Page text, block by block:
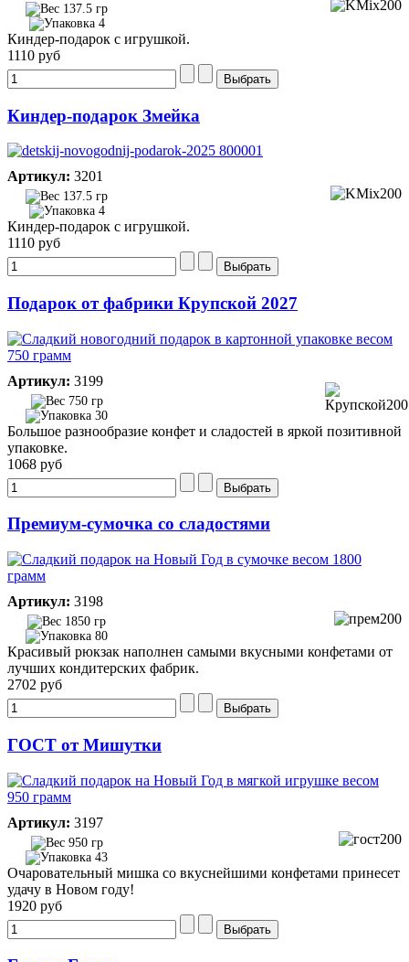
137.5 гр
4
Киндер-подарок с игрушкой.
1110 руб
Киндер-подарок Змейка
Артикул: 3201
137.5 гр
4
Киндер-подарок с игрушкой.
1110 руб
Подарок от фабрики Крупской 2027
Артикул: 3199
750 гр
30
Большое разнообразие конфет и сладостей в яркой позитивной
упаковке.
1068 руб
Премиум-сумочка со сладостями
Артикул: 3198
1850 гр
80
Красивый рюкзак наполнен самыми вкусными конфетами от
лучших кондитерских фабрик.
2702 руб
ГОСТ от Мишутки
Артикул: 3197
950 гр
43
Очаровательный мишка со вкуснейшими конфетами принесет
удачу в Новом году!
1920 руб